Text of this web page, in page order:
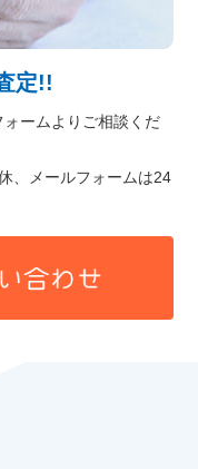
定!!
ームよりご相談くだ
、メールフォームは24